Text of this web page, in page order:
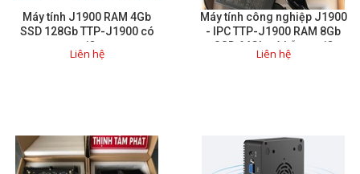
Máy tính J1900 RAM 4Gb
SSD 128Gb TTP-J1900 có
wifi
Liên hệ
Máy tính công nghiệp J1900
- IPC TTP-J1900 RAM 8Gb
SSD 64Gb có hỗ trợ wifi
Liên hệ